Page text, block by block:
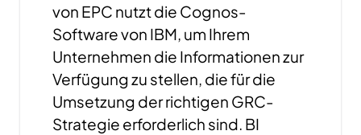
von EPC nutzt die Cognos-
Software von IBM, um Ihrem
Unternehmen die Informationen zur
Verfügung zu stellen, die für die
Umsetzung der richtigen GRC-
Strategie erforderlich sind. BI